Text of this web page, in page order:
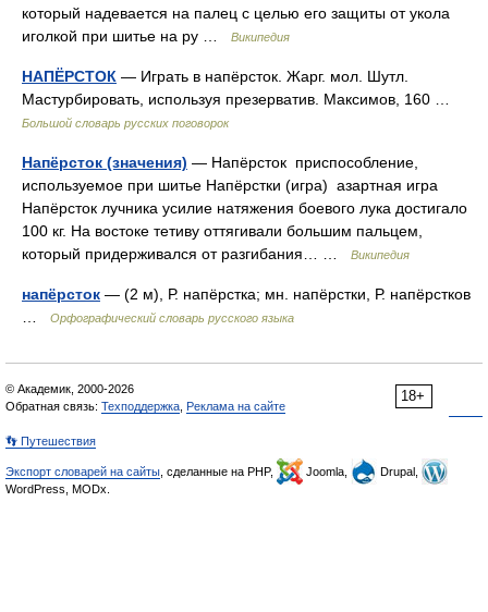
который надевается на палец с целью его защиты от укола
иголкой при шитье на ру …
Википедия
НАПЁРСТОК — Играть в напёрсток. Жарг. мол. Шутл.
Мастурбировать, используя презерватив. Максимов, 160 …
Большой словарь русских поговорок
Напёрсток (значения) — Напёрсток приспособление,
используемое при шитье Напёрстки (игра) азартная игра
Напёрсток лучника усилие натяжения боевого лука достигало
100 кг. На востоке тетиву оттягивали большим пальцем,
который придерживался от разгибания… …
Википедия
напёрсток — (2 м), Р. напёрстка; мн. напёрстки, Р. напёрстков
Орфографический словарь русского языка
18+
© Академик, 2000-2026
Обратная связь: Техподдержка Реклама на сайте
👣 Путешествия
Экспорт словарей на сайты , сделанные на PHP, Joomla,
Drupal,
WordPress, MODx.